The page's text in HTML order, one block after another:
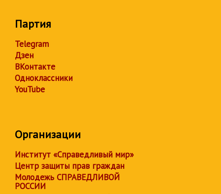
Партия
Telegram
Дзен
ВКонтакте
Одноклассники
YouTube
Организации
Институт «Справедливый мир»
Центр защиты прав граждан
Молодежь СПРАВЕДЛИВОЙ
РОССИИ